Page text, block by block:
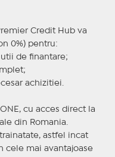
Credit Hub va
0%) pentru:
de finantare;
achizitiei.
cu acces direct la
din Romania.
astfel incat
cele mai avantajoase